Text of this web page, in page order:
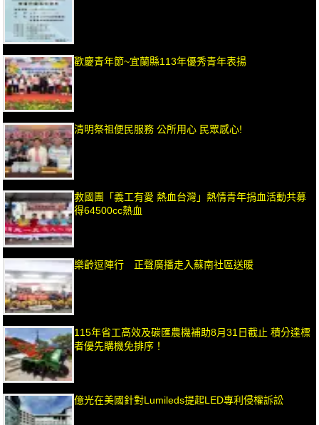
歡慶青年節~宜蘭縣113年優秀青年表揚
清明祭祖便民服務 公所用心 民眾感心!
救國團「義工有愛 熱血台灣」熱情青年捐血活動共募
得64500cc熱血
樂齡逗陣行 正聲廣播走入蘇南社區送暖
115年省工高效及碳匯農機補助8月31日截止 積分達標
者優先購機免排序！
億光在美國針對Lumileds提起LED專利侵權訴訟